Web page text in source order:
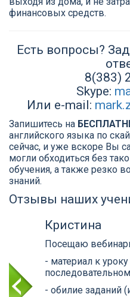
финансовых средств.
Есть вопросы?
8(383)
Skype:
Или e-mail:
Запишитесь на
английского языка по
сейчас, и уже вскоре Вы
могли обходиться без
обучения, а также резко
знаний.
Отзывы наших
Кристина
Посещаю
- материал к
- обилие заданий